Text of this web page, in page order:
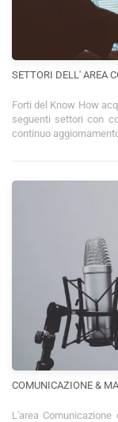
SETTORI DELL' AREA
Forti del Know How
seguenti settori con
continuo
COMUNICAZIONE &
L'area